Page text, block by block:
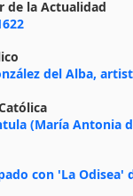
de la Actualidad
con 'La Odisea'